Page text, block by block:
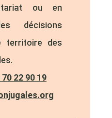
ou en
décisions
territoire des
70 22 90 19